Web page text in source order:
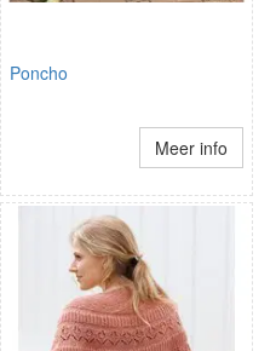
Poncho
Meer info